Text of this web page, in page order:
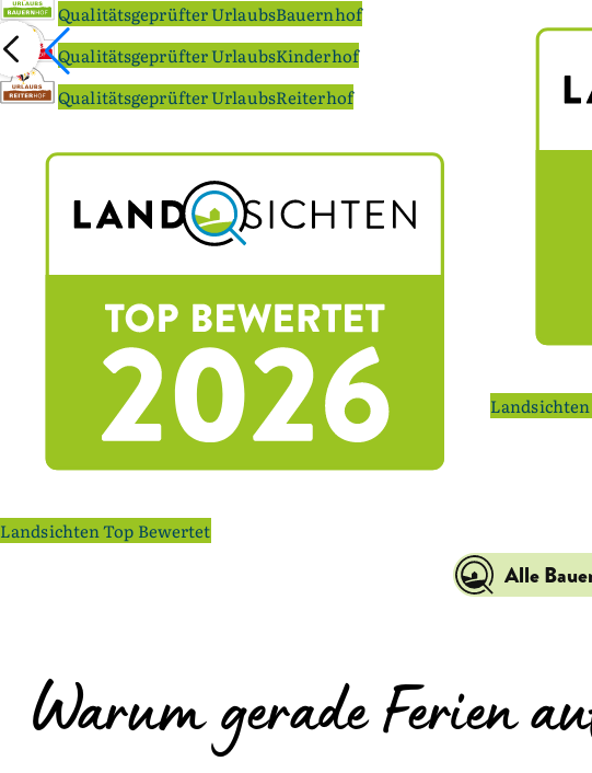
Qualitätsgeprüfter UrlaubsBauernhof
Qualitätsgeprüfter UrlaubsKinderhof
Qualitätsgeprüfter UrlaubsReiterhof
Landsichten Top Bewertet
Alle
Warum gerade Ferien